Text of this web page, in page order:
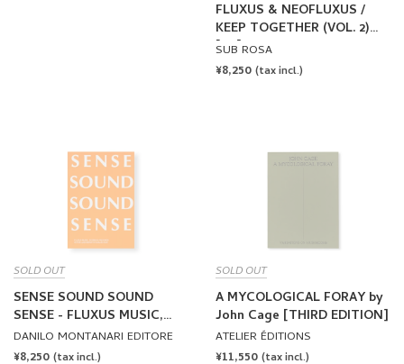
FLUXUS & NEOFLUXUS /
KEEP TOGETHER (VOL. 2)
[LP]
SUB ROSA
REGULAR
¥8,250 (tax incl.)
SOLD OUT
SENSE SOUND SOUND
SENSE - FLUXUS MUSIC,
SCORES & RECORDS
DANILO MONTANARI EDITORE
REGULAR
¥8,250 (tax incl.)
SOLD OUT
A MYCOLOGICAL FORAY by
John Cage [THIRD EDITION]
ATELIER ÉDITIONS
REGULAR
¥11,550 (tax incl.)